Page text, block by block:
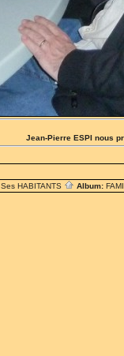
Jean-Pierre ESPI nous
Ses HABITANTS Album: